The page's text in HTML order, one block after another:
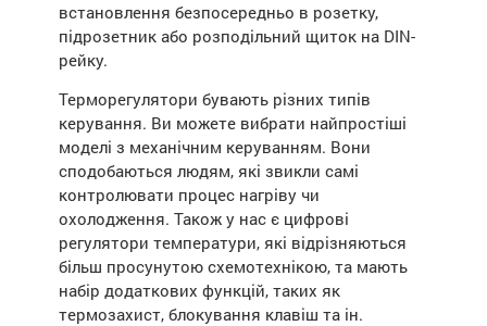
встановлення безпосередньо в розетку,
підрозетник або розподільний щиток на DIN-
рейку.
Терморегулятори бувають різних типів
керування. Ви можете вибрати найпростіші
моделі з механічним керуванням. Вони
сподобаються людям, які звикли самі
контролювати процес нагріву чи
охолодження. Також у нас є цифрові
регулятори температури, які відрізняються
більш просунутою схемотехнікою, та мають
набір додаткових функцій, таких як
термозахист, блокування клавіш та ін.